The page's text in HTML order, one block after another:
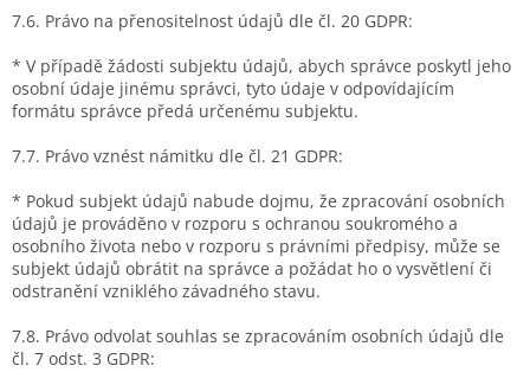
7.6. Právo na přenositelnost údajů dle čl. 20 GDPR:
* V případě žádosti subjektu údajů, abych správce poskytl jeho
osobní údaje jinému správci, tyto údaje v odpovídajícím
formátu správce předá určenému subjektu.
7.7. Právo vznést námitku dle čl. 21 GDPR:
* Pokud subjekt údajů nabude dojmu, že zpracování osobních
údajů je prováděno v rozporu s ochranou soukromého a
osobního života nebo v rozporu s právními předpisy, může se
subjekt údajů obrátit na správce a požádat ho o vysvětlení či
odstranění vzniklého závadného stavu.
7.8. Právo odvolat souhlas se zpracováním osobních údajů dle
čl. 7 odst. 3 GDPR: